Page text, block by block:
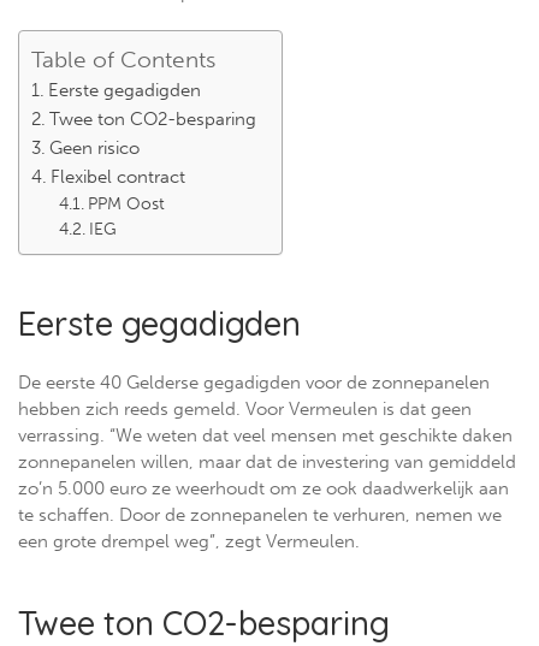
Table of Contents
Eerste gegadigden
Twee ton CO2-besparing
Geen risico
Flexibel contract
PPM Oost
IEG
Eerste gegadigden
De eerste 40 Gelderse gegadigden voor de zonnepanelen
hebben zich reeds gemeld. Voor Vermeulen is dat geen
verrassing. “We weten dat veel mensen met geschikte daken
zonnepanelen willen, maar dat de investering van gemiddeld
zo’n 5.000 euro ze weerhoudt om ze ook daadwerkelijk aan
te schaffen. Door de zonnepanelen te verhuren, nemen we
een grote drempel weg”, zegt Vermeulen.
Twee ton CO2-besparing